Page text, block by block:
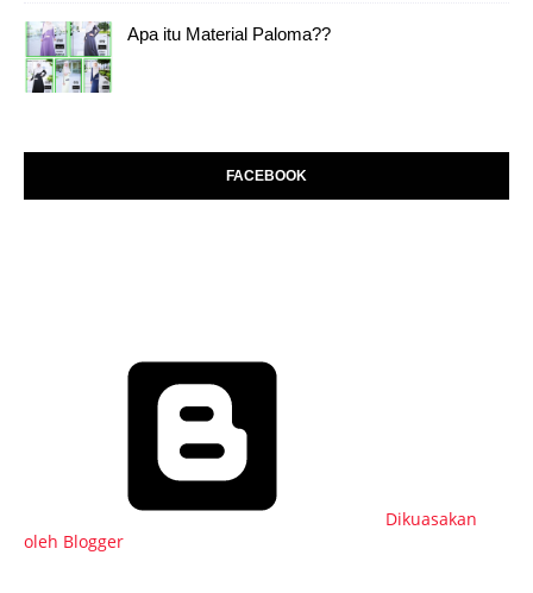
Apa itu Material Paloma??
FACEBOOK
Dikuasakan
oleh Blogger